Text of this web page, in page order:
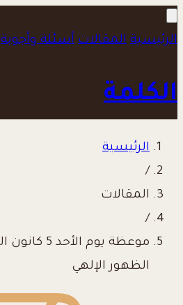
الرئيسية المقالات أسئلة وأجوبة
الكلمة
الرئيسية
/
المقالات
/
الظهور الإلهي